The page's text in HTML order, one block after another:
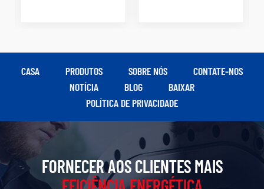
CASA PRODUTOS SOBRE NÓS
CONTATE-NOS
NOTÍCIA
BLOG
BAIXAR
POLÍTICA DE PRIVACIDADE
FORNECER AOS CLIENTES MAIS